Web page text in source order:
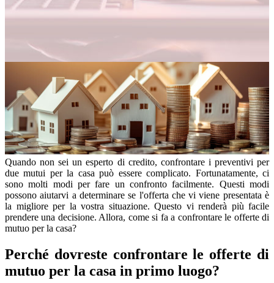
Quando non sei un esperto di credito, confrontare i preventivi per
due mutui per la casa può essere complicato. Fortunatamente, ci
sono molti modi per fare un confronto facilmente. Questi modi
possono aiutarvi a determinare se l'offerta che vi viene presentata è
la migliore per la vostra situazione. Questo vi renderà più facile
prendere una decisione. Allora, come si fa a confrontare le offerte di
mutuo per la casa?
Perché dovreste confrontare le offerte di
mutuo per la casa in primo luogo?